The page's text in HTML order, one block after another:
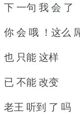
下 一句 我 会 了
你 会 哦 ！这么
也 只能 这样
已 不能 改变
老王 听到 了 吗